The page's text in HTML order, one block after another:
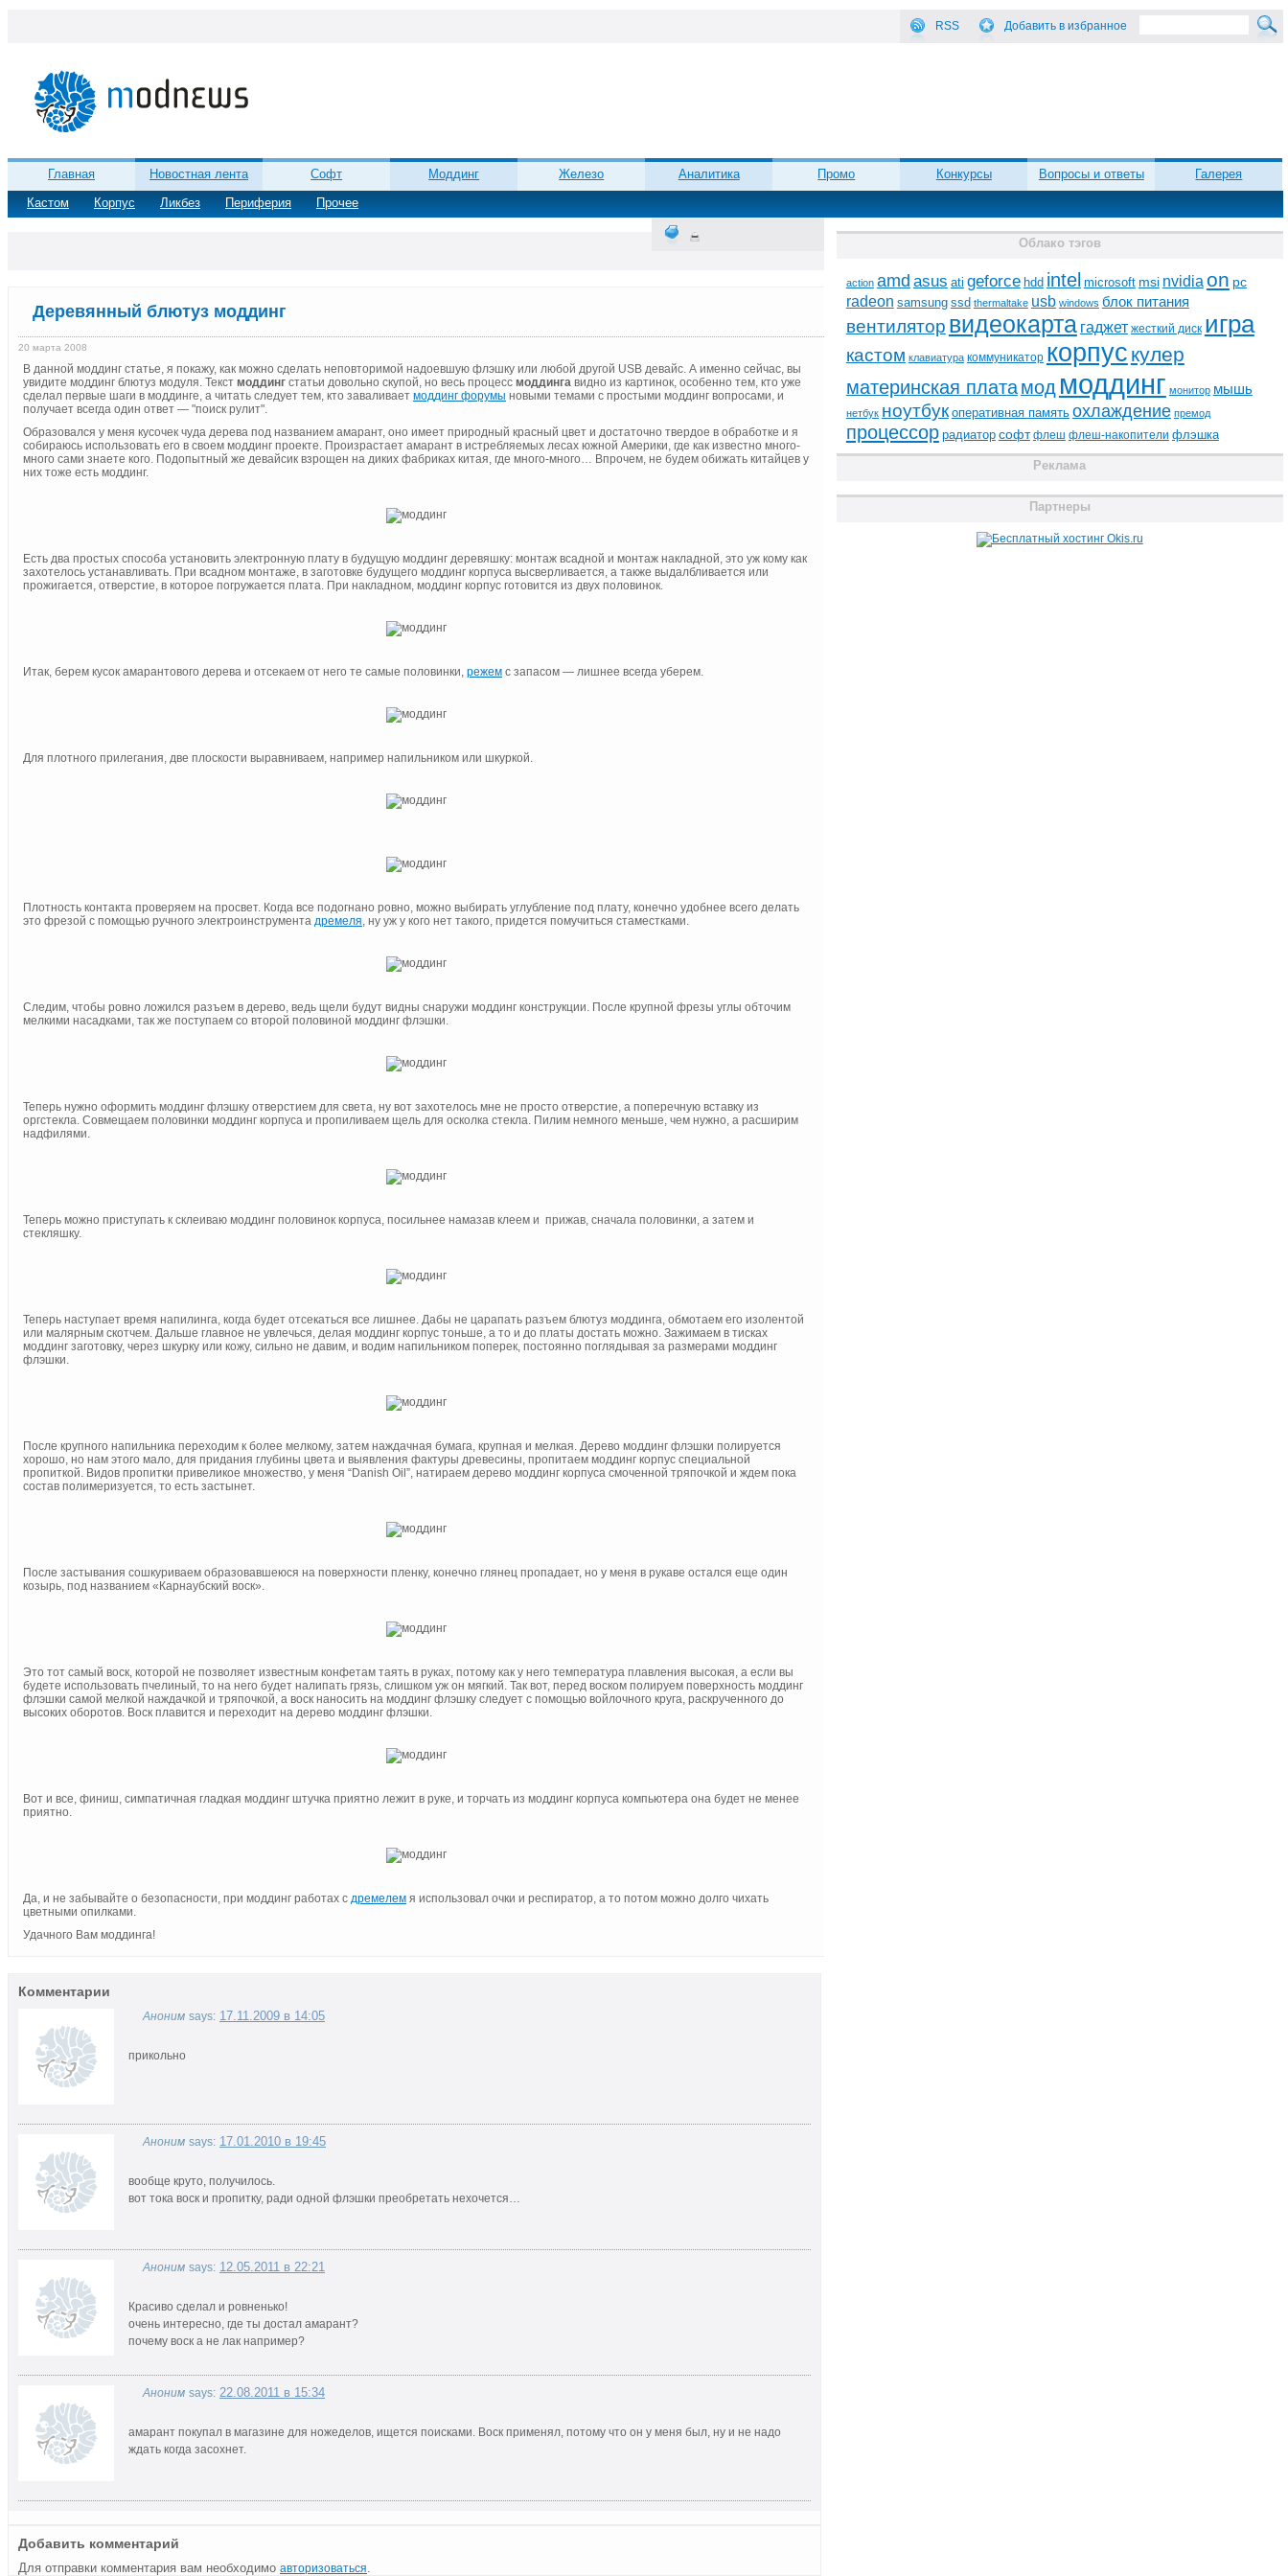
RSS Добавить в избранное
Главная Новостная лента Софт
Моддинг
Кастом
Корпус Ликбез Периферия Прочее
Железо Аналитика Промо Конкурсы Вопросы и ответы Галерея
Деревянный блютуз моддинг
20 марта 2008
В данной моддинг статье, я покажу, как можно сделать неповторимой надоевшую флэшку или любой другой USB девайс. А именно сейчас, вы
увидите моддинг блютуз модуля. Текст моддинг статьи довольно скупой, но весь процесс моддинга видно из картинок, особенно тем, кто уже
сделал первые шаги в моддинге, а читать следует тем, кто заваливает моддинг форумы новыми темами с простыми моддинг вопросами, и
получает всегда один ответ — "поиск рулит".
Образовался у меня кусочек чуда дерева под названием амарант, оно имеет природный красный цвет и достаточно твердое в обработке и я
собираюсь использовать его в своем моддинг проекте. Произрастает амарант в истребляемых лесах южной Америки, где как известно много-
много сами знаете кого. Подопытный же девайсик взрощен на диких фабриках китая, где много-много… Впрочем, не будем обижать китайцев у
них тоже есть моддинг.
Есть два простых способа установить электронную плату в будущую моддинг деревяшку: монтаж всадной и монтаж накладной, это уж кому как
захотелось устанавливать. При всадном монтаже, в заготовке будущего моддинг корпуса высверливается, а также выдалбливается или
прожигается, отверстие, в которое погружается плата. При накладном, моддинг корпус готовится из двух половинок.
Итак, берем кусок амарантового дерева и отсекаем от него те самые половинки, режем с запасом — лишнее всегда уберем.
Для плотного прилегания, две плоскости выравниваем, например напильником или шкуркой.
Плотность контакта проверяем на просвет. Когда все подогнано ровно, можно выбирать углубление под плату, конечно удобнее всего делать
это фрезой с помощью ручного электроинструмента дремеля, ну уж у кого нет такого, придется помучиться стаместками.
Следим, чтобы ровно ложился разъем в дерево, ведь щели будут видны снаружи моддинг конструкции. После крупной фрезы углы обточим
мелкими насадками, так же поступаем со второй половиной моддинг флэшки.
Теперь нужно оформить моддинг флэшку отверстием для света, ну вот захотелось мне не просто отверстие, а поперечную вставку из
оргстекла. Совмещаем половинки моддинг корпуса и пропиливаем щель для осколка стекла. Пилим немного меньше, чем нужно, а расширим
надфилями.
Теперь можно приступать к склеиваю моддинг половинок корпуса, посильнее намазав клеем и прижав, сначала половинки, а затем и
стекляшку.
Теперь наступает время напилинга, когда будет отсекаться все лишнее. Дабы не царапать разъем блютуз моддинга, обмотаем его изолентой
или малярным скотчем. Дальше главное не увлечься, делая моддинг корпус тоньше, а то и до платы достать можно. Зажимаем в тисках
моддинг заготовку, через шкурку или кожу, сильно не давим, и водим напильником поперек, постоянно поглядывая за размерами моддинг
флэшки.
После крупного напильника переходим к более мелкому, затем наждачная бумага, крупная и мелкая. Дерево моддинг флэшки полируется
хорошо, но нам этого мало, для придания глубины цвета и выявления фактуры древесины, пропитаем моддинг корпус специальной
пропиткой. Видов пропитки привеликое множество, у меня “Danish Oil”, натираем дерево моддинг корпуса смоченной тряпочкой и ждем пока
состав полимеризуется, то есть застынет.
После застывания сошкуриваем образовавшеюся на поверхности пленку, конечно глянец пропадает, но у меня в рукаве остался еще один
козырь, под названием «Карнаубский воск».
Это тот самый воск, которой не позволяет известным конфетам таять в руках, потому как у него температура плавления высокая, а если вы
будете использовать пчелиный, то на него будет налипать грязь, слишком уж он мягкий. Так вот, перед воском полируем поверхность моддинг
флэшки самой мелкой наждачкой и тряпочкой, а воск наносить на моддинг флэшку следует с помощью войлочного круга, раскрученного до
высоких оборотов. Воск плавится и переходит на дерево моддинг флэшки.
Вот и все, финиш, симпатичная гладкая моддинг штучка приятно лежит в руке, и торчать из моддинг корпуса компьютера она будет не менее
приятно.
Да, и не забывайте о безопасности, при моддинг работах с дремелем я использовал очки и респиратор, а то потом можно долго чихать
цветными опилками.
Удачного Вам моддинга!
Комментарии
Аноним says: 17.11.2009 в 14:05
прикольно
Аноним says: 17.01.2010 в 19:45
вообще круто, получилось.
вот тока воск и пропитку, ради одной флэшки преобретать нехочется…
Аноним says: 12.05.2011 в 22:21
Красиво сделал и ровненько!
очень интересно, где ты достал амарант?
почему воск а не лак например?
Аноним says: 22.08.2011 в 15:34
амарант покупал в магазине для ножеделов, ищется поисками. Воск применял, потому что он у меня был, ну и не надо
ждать когда засохнет.
Добавить комментарий
Для отправки комментария вам необходимо авторизоваться.
Облако тэгов
action amd asus ati geforce hdd intel microsoft msi nvidia on pc
radeon samsung ssd thermaltake usb windows блок питания
вентилятор видеокарта гаджет жесткий диск игра
кастом клавиатура коммуникатор корпус кулер
материнская платамод моддинг монитор мышь
нетбук ноутбук оперативная память охлаждение премод
процессор радиатор софт флеш флеш-накопители флэшка
Реклама
Партнеры